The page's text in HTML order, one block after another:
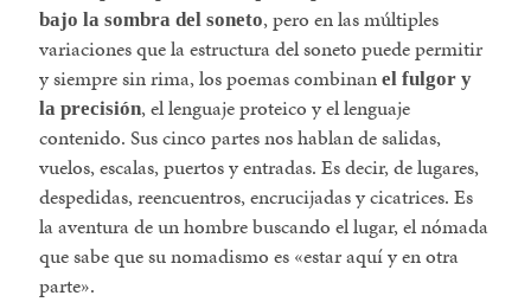
bajo la sombra del soneto, pero en las múltiples
variaciones que la estructura del soneto puede permitir
y siempre sin rima, los poemas combinanel fulgor y
la precisión, el lenguaje proteico y el lenguaje
contenido. Sus cinco partes nos hablan de salidas,
vuelos, escalas, puertos y entradas. Es decir, de lugares,
despedidas, reencuentros, encrucijadas y cicatrices. Es
la aventura de un hombre buscando el lugar, el nómada
que sabe que su nomadismo es «estar aquí y en otra
parte».